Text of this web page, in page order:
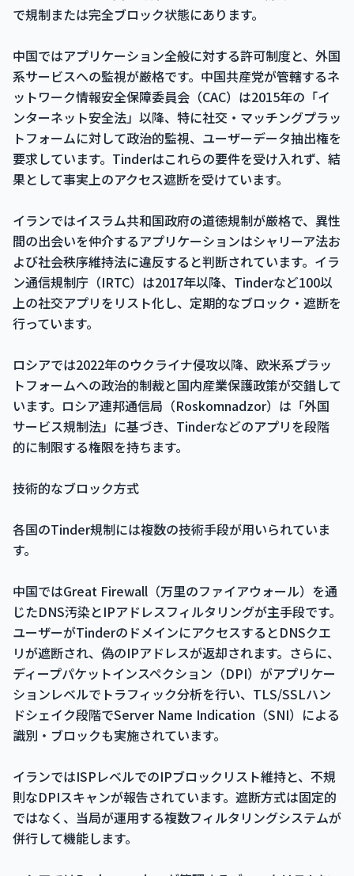
で規制または完全ブロック状態にあります。
中国ではアプリケーション全般に対する許可制度と、外国
系サービスへの監視が厳格です。中国共産党が管轄するネ
ットワーク情報安全保障委員会（CAC）は2015年の「イ
ンターネット安全法」以降、特に社交・マッチングプラッ
トフォームに対して政治的監視、ユーザーデータ抽出権を
要求しています。Tinderはこれらの要件を受け入れず、結
果として事実上のアクセス遮断を受けています。
イランではイスラム共和国政府の道徳規制が厳格で、異性
間の出会いを仲介するアプリケーションはシャリーア法お
よび社会秩序維持法に違反すると判断されています。イラ
ン通信規制庁（IRTC）は2017年以降、Tinderなど100以
上の社交アプリをリスト化し、定期的なブロック・遮断を
行っています。
ロシアでは2022年のウクライナ侵攻以降、欧米系プラッ
トフォームへの政治的制裁と国内産業保護政策が交錯して
います。ロシア連邦通信局（Roskomnadzor）は「外国
サービス規制法」に基づき、Tinderなどのアプリを段階
的に制限する権限を持ちます。
技術的なブロック方式
各国のTinder規制には複数の技術手段が用いられていま
す。
中国ではGreat Firewall（万里のファイアウォール）を通
じたDNS汚染とIPアドレスフィルタリングが主手段です。
ユーザーがTinderのドメインにアクセスするとDNSクエ
リが遮断され、偽のIPアドレスが返却されます。さらに、
ディープパケットインスペクション（DPI）がアプリケー
ションレベルでトラフィック分析を行い、TLS/SSLハン
ドシェイク段階でServer Name Indication（SNI）による
識別・ブロックも実施されています。
イランではISPレベルでのIPブロックリスト維持と、不規
則なDPIスキャンが報告されています。遮断方式は固定的
ではなく、当局が運用する複数フィルタリングシステムが
併行して機能します。